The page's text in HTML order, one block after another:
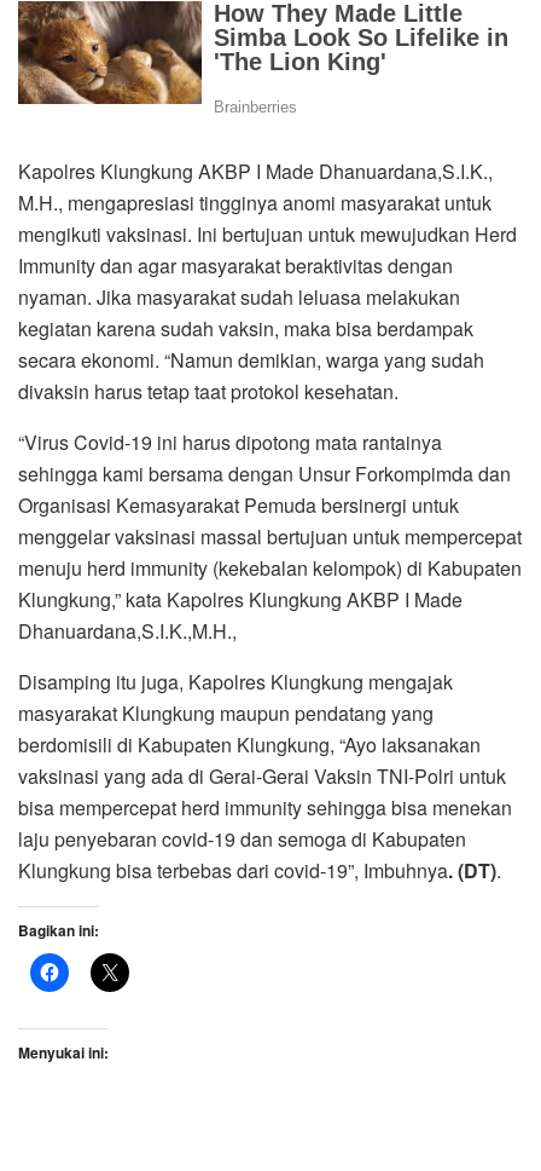
Kapolres Klungkung AKBP I Made Dhanuardana,S.I.K.,
M.H., mengapresiasi tingginya anomi masyarakat untuk
mengikuti vaksinasi. Ini bertujuan untuk mewujudkan Herd
Immunity dan agar masyarakat beraktivitas dengan
nyaman. Jika masyarakat sudah leluasa melakukan
kegiatan karena sudah vaksin, maka bisa berdampak
secara ekonomi. “Namun demikian, warga yang sudah
divaksin harus tetap taat protokol kesehatan.
“Virus Covid-19 ini harus dipotong mata rantainya
sehingga kami bersama dengan Unsur Forkompimda dan
Organisasi Kemasyarakat Pemuda bersinergi untuk
menggelar vaksinasi massal bertujuan untuk mempercepat
menuju herd immunity (kekebalan kelompok) di Kabupaten
Klungkung,” kata Kapolres Klungkung AKBP I Made
Dhanuardana,S.I.K.,M.H.,
Disamping itu juga, Kapolres Klungkung mengajak
masyarakat Klungkung maupun pendatang yang
berdomisili di Kabupaten Klungkung, “Ayo laksanakan
vaksinasi yang ada di Gerai-Gerai Vaksin TNI-Polri untuk
bisa mempercepat herd immunity sehingga bisa menekan
laju penyebaran covid-19 dan semoga di Kabupaten
Klungkung bisa terbebas dari covid-19”, Imbuhnya. (DT).
Bagikan ini:
Menyukai ini: